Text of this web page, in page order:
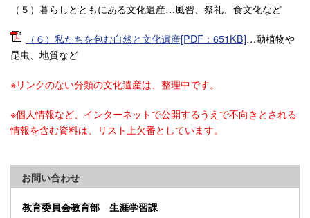
（５）暮らしとともにある文化遺産…風習、祭礼、食文化など
（６）私たちを包む自然と文化遺産[PDF：651KB]…動植物や
昆虫、地質など
※リンクのない分類の文化遺産は、整理中です。
※個人情報など、インターネットで公開するうえで不向きとされる
情報を含む資料は、リスト上欠番としています。
お問い合わせ
教育委員会教育部 生涯学習課